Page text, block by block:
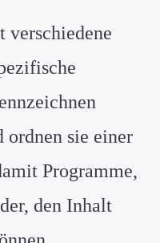
verschiedene
ordnen sie einer
Programme,
den Inhalt